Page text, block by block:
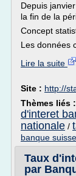
Depuis
la fin de la
Concept
Les données
Lire la suite
Site : http://
Thèmes liés :
d'interet
nationale /
banque suisse
Taux
par